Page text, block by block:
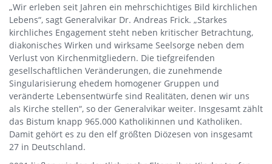
„Wir erleben seit Jahren ein mehrschichtiges Bild kirchlichen
Lebens“, sagt Generalvikar Dr. Andreas Frick. „Starkes
kirchliches Engagement steht neben kritischer Betrachtung,
diakonisches Wirken und wirksame Seelsorge neben dem
Verlust von Kirchenmitgliedern. Die tiefgreifenden
gesellschaftlichen Veränderungen, die zunehmende
Singularisierung ehedem homogener Gruppen und
veränderte Lebensentwürfe sind Realitäten, denen wir uns
als Kirche stellen“, so der Generalvikar weiter. Insgesamt zählt
das Bistum knapp 965.000 Katholikinnen und Katholiken.
Damit gehört es zu den elf größten Diözesen von insgesamt
27 in Deutschland.